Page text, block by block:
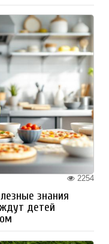
2254
знания
детей